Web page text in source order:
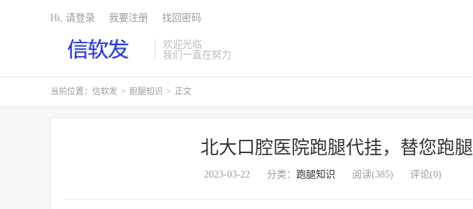
欢迎光临
我们一直在努力
Hi, 请登录 我要注册 找回密码
当前位置： 信软发 > 跑腿知识 > 正文
北大口腔医院跑腿代挂，替您跑腿
2023-03-22 分类： 跑腿知识 阅读(385) 评论(0)